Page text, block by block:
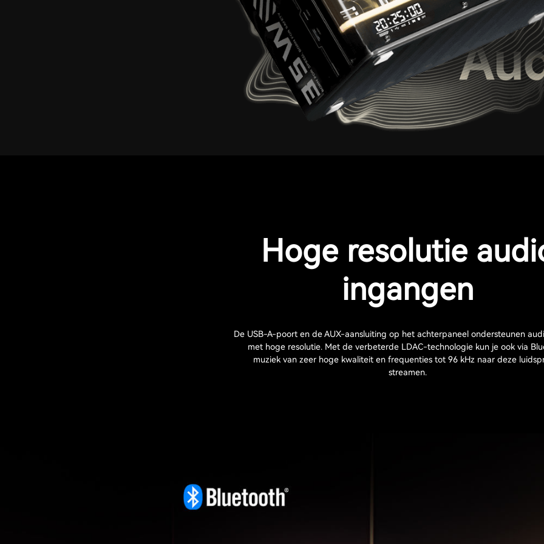
Hoge resolutie
ingangen
De USB-A-poort en de AUX-aansluiting op het achterpaneel ondersteunen
met hoge resolutie. Met de verbeterde LDAC-technologie kun je ook via
muziek van zeer hoge kwaliteit en frequenties tot 96 kHz naar deze
streamen.